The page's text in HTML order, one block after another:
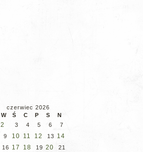
czerwiec 2026
W Ś C P S N
2 3 4 5 6 7
9 10 11 12 13 14
16 17 18 19 20 21